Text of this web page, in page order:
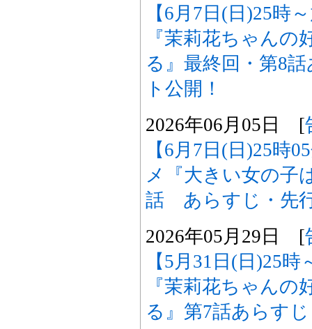
【6月7日(日)25時
『茉莉花ちゃん
る』最終回・第8
ト公開！
2026年06月05日 [
【6月7日(日)25時
メ『大きい女の子
話 あらすじ・先
2026年05月29日 [
【5月31日(日)25
『茉莉花ちゃん
る』第7話あらす